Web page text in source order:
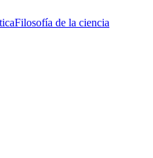
Filosofía de la ciencia